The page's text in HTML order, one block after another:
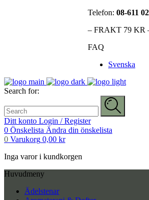
Telefon: 08-611
– FRAKT 79 KR
FAQ
Svenska
Search for:
Ditt konto Login / Register
0 Önskelista Ändra din önskelista
0 Varukorg 0,00 kr
Inga varor i kundkorgen
Huvudmeny
Ädelstenar